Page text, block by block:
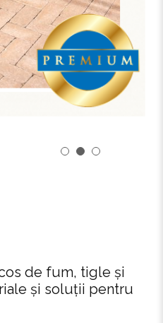
de fum, tigle și
și soluții pentru